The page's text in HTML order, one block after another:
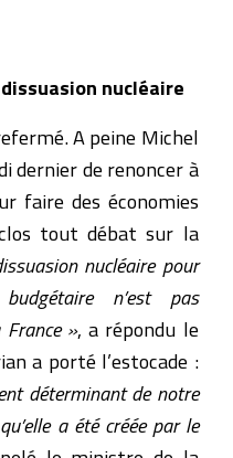
nucléaire
A peine Michel
dernier de renoncer à
faire des économies
tout débat sur la
nucléaire pour
n’est pas
», a répondu le
a porté l’estocade :
déterminant de notre
a été créée par le